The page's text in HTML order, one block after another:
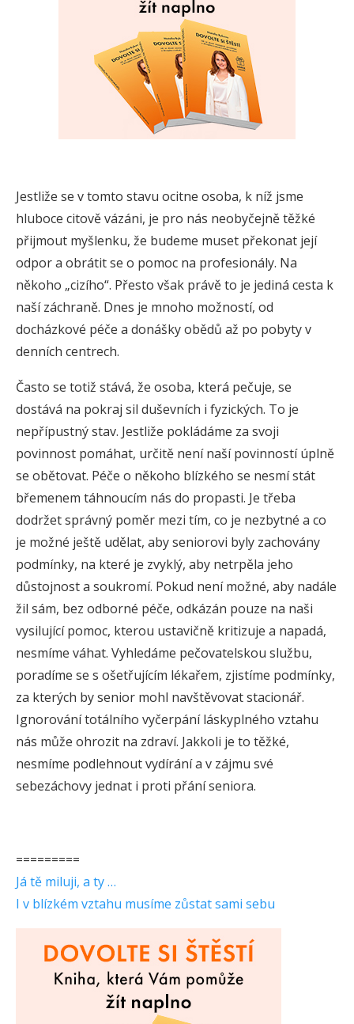
Jestliže se v tomto stavu ocitne osoba, k níž jsme
hluboce citově vázáni, je pro nás neobyčejně těžké
přijmout myšlenku, že budeme muset překonat její
odpor a obrátit se o pomoc na profesionály. Na
někoho „cizího“. Přesto však právě to je jediná cesta k
naší záchraně. Dnes je mnoho možností, od
docházkové péče a donášky obědů až po pobyty v
denních centrech.
Často se totiž stává, že osoba, která pečuje, se
dostává na pokraj sil duševních i fyzických. To je
nepřípustný stav. Jestliže pokládáme za svoji
povinnost pomáhat, určitě není naší povinností úplně
se obětovat. Péče o někoho blízkého se nesmí stát
břemenem táhnoucím nás do propasti. Je třeba
dodržet správný poměr mezi tím, co je nezbytné a co
je možné ještě udělat, aby seniorovi byly zachovány
podmínky, na které je zvyklý, aby netrpěla jeho
důstojnost a soukromí. Pokud není možné, aby nadále
žil sám, bez odborné péče, odkázán pouze na naši
vysilující pomoc, kterou ustavičně kritizuje a napadá,
nesmíme váhat. Vyhledáme pečovatelskou službu,
poradíme se s ošetřujícím lékařem, zjistíme podmínky,
za kterých by senior mohl navštěvovat stacionář.
Ignorování totálního vyčerpání láskyplného vztahu
nás může ohrozit na zdraví. Jakkoli je to těžké,
nesmíme podlehnout vydírání a v zájmu své
sebezáchovy jednat i proti přání seniora.
=========
Já tě miluji, a ty …
I v blízkém vztahu musíme zůstat sami sebu